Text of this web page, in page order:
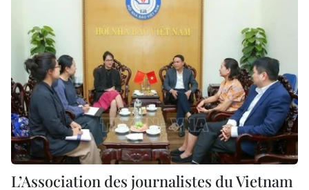
L’Association des journalistes du Vietnam